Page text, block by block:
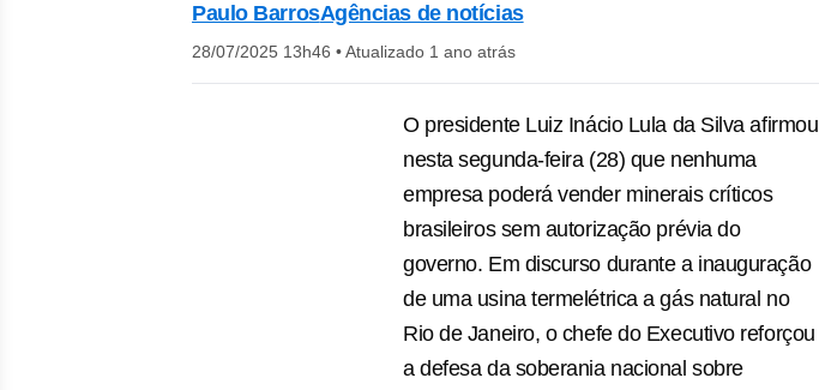
Paulo BarrosAgências de notícias
28/07/2025 13h46 •Atualizado 1 ano atrás
O presidente Luiz Inácio Lula da Silva afirmou
nesta segunda-feira (28) que nenhuma
empresa poderá vender minerais críticos
brasileiros sem autorização prévia do
governo. Em discurso durante a inauguração
de uma usina termelétrica a gás natural no
Rio de Janeiro, o chefe do Executivo reforçou
a defesa da soberania nacional sobre